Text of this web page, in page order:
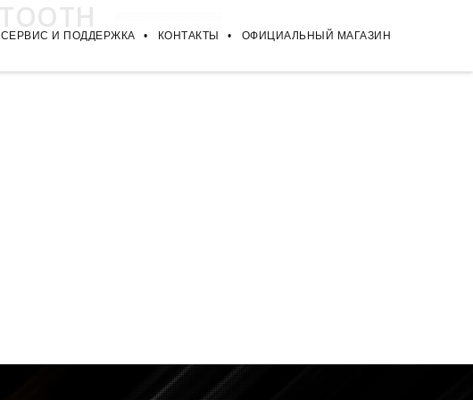
СЕРВИС И ПОДДЕРЖКА КОНТАКТЫ ОФИЦИАЛЬНЫЙ МАГАЗИН